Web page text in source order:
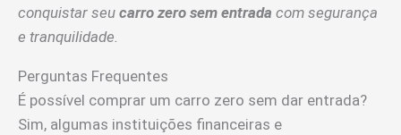
conquistar seu carro zero sem entrada com segurança
e tranquilidade.
Perguntas Frequentes
É possível comprar um carro zero sem dar entrada?
Sim, algumas instituições financeiras e